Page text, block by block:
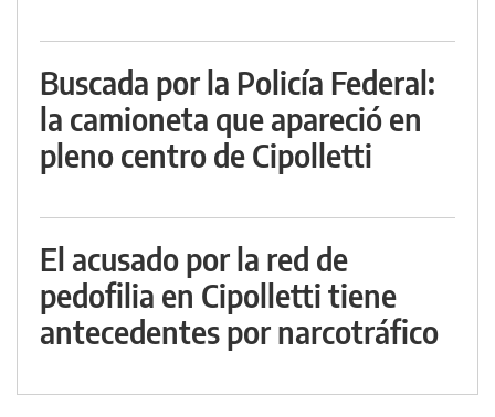
Buscada por la Policía Federal:
la camioneta que apareció en
pleno centro de Cipolletti
El acusado por la red de
pedofilia en Cipolletti tiene
antecedentes por narcotráfico